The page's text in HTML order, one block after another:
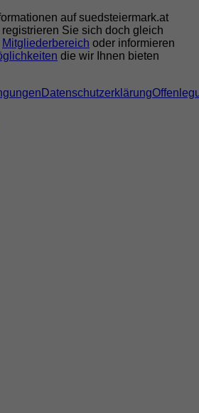
auf suedsteiermark.at
Sie sich doch gleich
Mitgliederbereich oder informieren
die wir Ihnen bieten
Datenschutzerklärung